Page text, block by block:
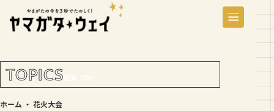
TOPICS 記事（2件）
ホーム ・ 花火大会